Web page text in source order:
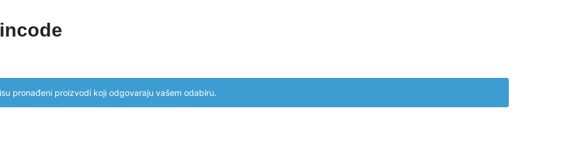
pronađeni proizvodi koji odgovaraju vašem odabiru.